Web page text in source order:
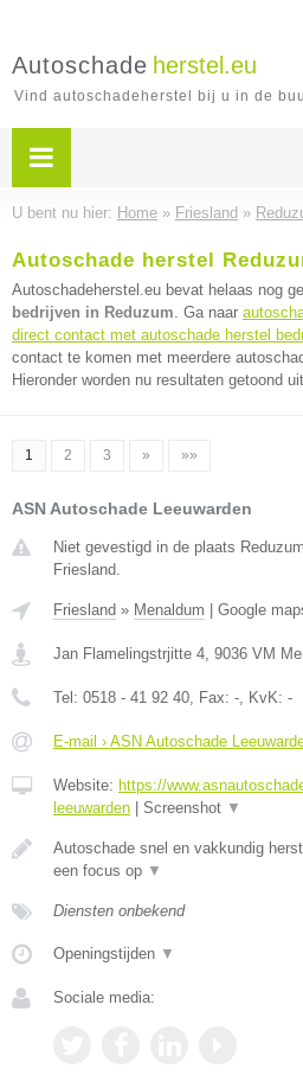
Autoschade herstel.eu
Vind autoschadeherstel bij u in de
U bent nu hier: Home » Friesland »
Autoschade herstel
Autoschadeherstel.eu bevat helaas nog
bedrijven in Reduzum. Ga naar
direct contact met autoschade herstel
contact te komen met meerdere
Hieronder worden nu resultaten getoond
1 2 3 » »»
ASN Autoschade Leeuwarden
Niet gevestigd in de plaats
Friesland.
Friesland » Menaldum Google
Jan Flamelingstrjitte 4, 9036 VM
Tel: 0518 - 41 92 40, Fax: -, KvK: -
E-mail › ASN Autoschade
Website: https://
leeuwarden
Screenshot ▼
Autoschade snel en vakkundig
een focus op ▼
Diensten onbekend
Openingstijden ▼
Sociale media: